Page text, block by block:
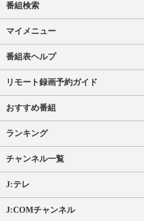
番組検索
マイメニュー
番組表ヘルプ
リモート録画予約ガイド
おすすめ番組
ランキング
チャンネル一覧
J:テレ
J:COMチャンネル